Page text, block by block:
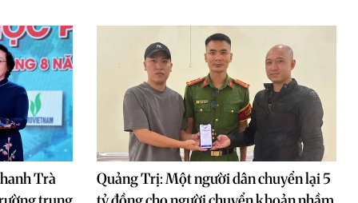
Trà
Quảng Trị: Một người dân chuyển lại 5